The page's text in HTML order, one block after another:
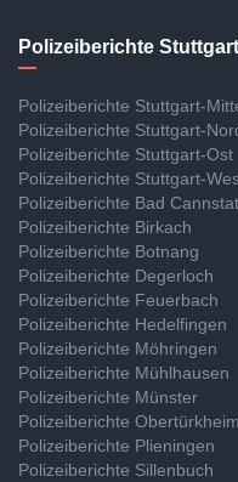
Polizeiberichte
Polizeiberichte Stuttgart-
Polizeiberichte Stuttgart-
Polizeiberichte Stuttgart-Ost
Polizeiberichte Stuttgart-
Polizeiberichte Bad
Polizeiberichte Birkach
Polizeiberichte Botnang
Polizeiberichte Degerloch
Polizeiberichte Feuerbach
Polizeiberichte Hedelfingen
Polizeiberichte Möhringen
Polizeiberichte Mühlhausen
Polizeiberichte Münster
Polizeiberichte Obertürkheim
Polizeiberichte Plieningen
Polizeiberichte Sillenbuch